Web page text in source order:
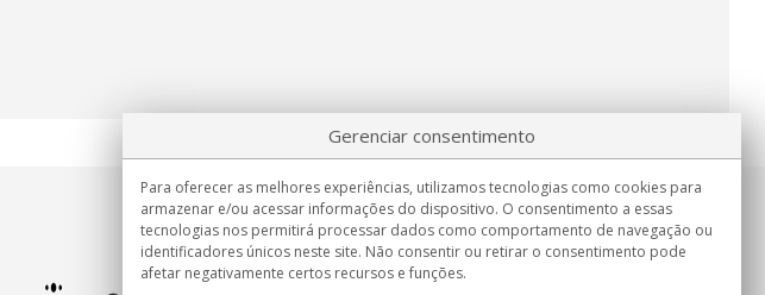
Informação
Seg.-Sex. 9:00h - 15:00h.
Entrega em
Gerenciar consentimento
Para oferecer as melhores experiências, utilizamos tecnologias como cookies para
armazenar e/ou acessar informações do dispositivo. O consentimento a essas
tecnologias nos permitirá processar dados como comportamento de navegação ou
identificadores únicos neste site. Não consentir ou retirar o consentimento pode
afetar negativamente certos recursos e funções.